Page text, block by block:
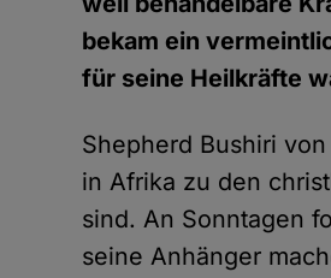
bekam ein
für seine Heilkräfte
Shepherd Bushiri
in Afrika zu den
sind. An Sonntagen
seine Anhänger